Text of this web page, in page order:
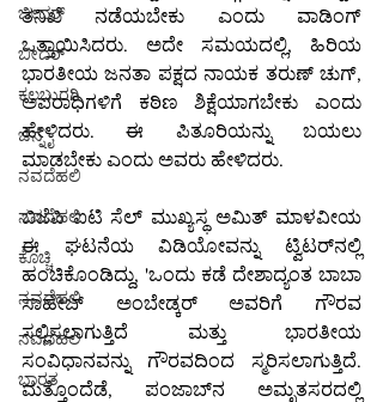
ಬೀದರ್
ಬೀದರ್
ಕಲಬುರಗಿ
ಚೆನ್ನೈ
ನವದೆಹಲಿ
ನವದೆಹಲಿ
ಕೊಚ್ಚಿ
ನವದೆಹಲಿ
ನವದೆಹಲಿ
ಭಾರತ
ತನಿಖೆ ನಡೆಯಬೇಕು ಎಂದು ವಾಡಿಂಗ್
ಒತ್ತಾಯಿಸಿದರು. ಅದೇ ಸಮಯದಲ್ಲಿ, ಹಿರಿಯ
ಭಾರತೀಯ ಜನತಾ ಪಕ್ಷದ ನಾಯಕ ತರುಣ್ ಚುಗ್,
ಅಪರಾಧಿಗಳಿಗೆ ಕಠಿಣ ಶಿಕ್ಷೆಯಾಗಬೇಕು ಎಂದು
ಹೇಳಿದರು. ಈ ಪಿತೂರಿಯನ್ನು ಬಯಲು
ಮಾಡಬೇಕು ಎಂದು ಅವರು ಹೇಳಿದರು.
ಬಿಜೆಪಿ ಐಟಿ ಸೆಲ್ ಮುಖ್ಯಸ್ಥ ಅಮಿತ್ ಮಾಳವೀಯ
ಈ ಘಟನೆಯ ವಿಡಿಯೋವನ್ನು ಟ್ವಿಟರ್‌ನಲ್ಲಿ
ಹಂಚಿಕೊಂಡಿದ್ದು, 'ಒಂದು ಕಡೆ ದೇಶಾದ್ಯಂತ ಬಾಬಾ
ಸಾಹೇಬ್ ಅಂಬೇಡ್ಕರ್ ಅವರಿಗೆ ಗೌರವ
ಸಲ್ಲಿಸಲಾಗುತ್ತಿದೆ ಮತ್ತು ಭಾರತೀಯ
ಸಂವಿಧಾನವನ್ನು ಗೌರವದಿಂದ ಸ್ಮರಿಸಲಾಗುತ್ತಿದೆ.
ಮತ್ತೊಂದೆಡೆ, ಪಂಜಾಬ್‌ನ ಅಮೃತಸರದಲ್ಲಿ